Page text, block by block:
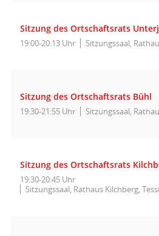
Sitzung des Ortschaftsrats
19:00-20:13 Uhr Sitzungssaal,
Sitzung des Ortschaftsrats Bühl
19:30-21:55 Uhr Sitzungssaal,
Sitzung des Ortschaftsrats
19:30-20:45 Uhr
Sitzungssaal, Rathaus Kilchberg,